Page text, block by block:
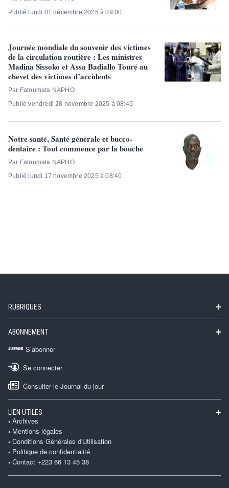
Publié lundi 01 décembre 2025 à 09:00
Journée mondiale du souvenir des victimes
de la circulation routière : Les ministres
Madina Sissoko et Assa Badiallo Touré au
chevet des victimes d’accidents
Par Fatoumata NAPHO
Publié vendredi 28 novembre 2025 à 08:45
Notre santé, Santé générale et bucco-
dentaire : Tout commence par la bouche
Par Fatoumata NAPHO
Publié lundi 17 novembre 2025 à 08:40
RUBRIQUES
ABONNEMENT
S’abonner
Se connecter
Consulter le Journal du jour
LIEN UTILES
Archives
Mentions légales
Conditions Générales d'Utilisation
Politique de confidentialité
Contact +223 66 13 45 38